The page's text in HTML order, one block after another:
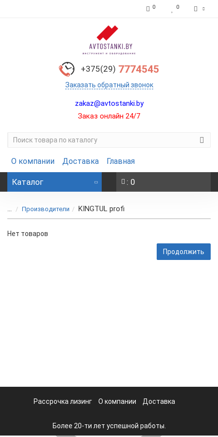
0 0
+375(29) 7774545
Заказать обратный звонок
zakaz@avtostanki.by
Заказ онлайн 24/7
О компании Доставка Главная
Каталог : 0
... Производители KINGTUL profi
Нет товаров
Продолжить
Рассрочка лизинг О компании Доставка
Более 20-ти лет успешной работы.